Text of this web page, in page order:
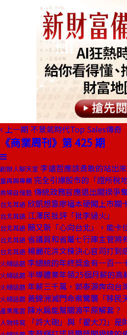
上一期 不景氣時代Top Sales傳奇
《商業周刊》第 425 期
創辦人聊天室 李遠哲應該勇敢的站出來
童再興專欄 完全引爆股市的「證所稅地
商場自慢塾 傳統政務官應退出閣揆爭
台北耳語 欣凱想靠廖福本硬闖上市關
台北耳語 江澤民批評「批李過火」
台北耳語 簡又新「心向台北」，能卡
台北耳語 省議員和省屬七行庫主管將
台北耳語 楊麗花洪文棟決心官司打到
火線話題 李總統的年終獎金有一百一
火線話題 半導體業年領25個月薪的高
火線話題 年薪三千萬，郭泰源奔向台
火線話題 黃錦洲滅門命案驚襲「移民
產業風雲 陳水扁能幫關渡平原解套？
人物特寫 「許大砲」與「翟大刀」